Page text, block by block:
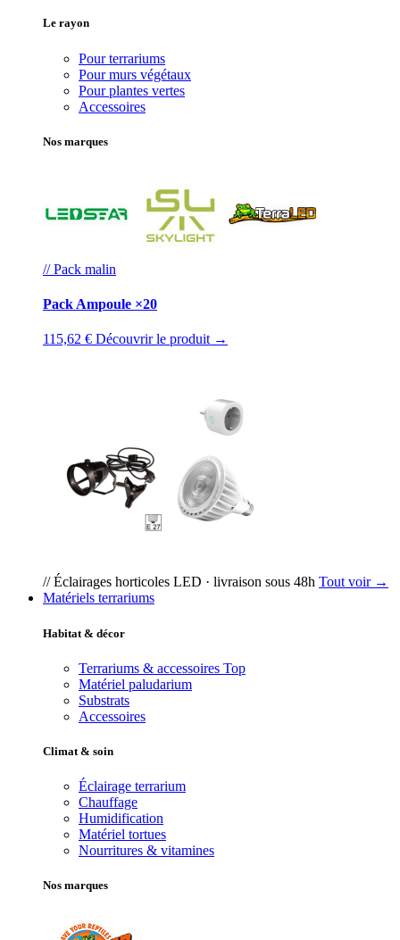
Le rayon
Pour terrariums
Pour murs végétaux
Pour plantes vertes
Accessoires
Nos marques
// Pack malin
Pack Ampoule ×20
115,62 € Découvrir le produit →
// Éclairages horticoles LED · livraison sous 48h Tout voir →
Matériels terrariums
Habitat & décor
Terrariums & accessoires Top
Matériel paludarium
Substrats
Accessoires
Climat & soin
Éclairage terrarium
Chauffage
Humidification
Matériel tortues
Nourritures & vitamines
Nos marques